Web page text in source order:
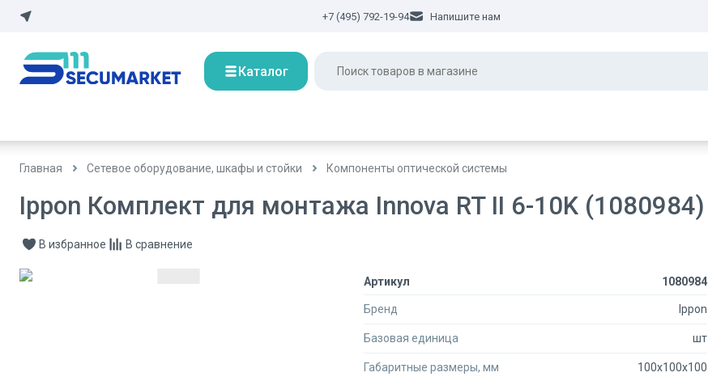
+7 (495) 792-19-94 Напишите нам
Каталог
Главная Сетевое оборудование, шкафы и стойки Компоненты оптической системы
Ippon Комплект для монтажа Innova RT II 6-10K (1080984)
В избранное В сравнение
Артикул 1080984
Бренд Ippon
Базовая единица шт
Габаритные размеры, мм 100x100x100